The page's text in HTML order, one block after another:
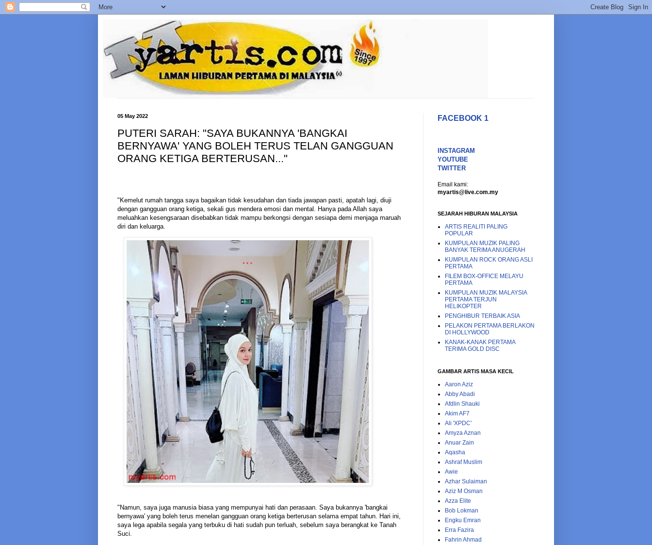
05 May 2022
PUTERI SARAH: "SAYA BUKANNYA 'BANGKAI
BERNYAWA' YANG BOLEH TERUS TELAN GANGGUAN
ORANG KETIGA BERTERUSAN..."
"Kemelut rumah tangga saya bagaikan tidak kesudahan dan tiada jawapan pasti, apatah lagi, diuji
dengan gangguan orang ketiga, sekali gus mendera emosi dan mental. Hanya pada Allah saya
meluahkan kesengsaraan disebabkan tidak mampu berkongsi dengan sesiapa demi menjaga maruah
diri dan keluarga.
"Namun, saya juga manusia biasa yang mempunyai hati dan perasaan. Saya bukannya 'bangkai
bernyawa' yang boleh terus menelan gangguan orang ketiga berterusan selama empat tahun. Hari ini,
saya lega apabila segala yang terbuku di hati sudah pun terluah, sebelum saya berangkat ke Tanah
Suci.
FACEBOOK 1
INSTAGRAM
YOUTUBE
TWITTER
Email kami:
myartis@live.com.my
SEJARAH HIBURAN MALAYSIA
ARTIS REALITI PALING
POPULAR
KUMPULAN MUZIK PALING
BANYAK TERIMA ANUGERAH
KUMPULAN ROCK ORANG ASLI
PERTAMA
FILEM BOX-OFFICE MELAYU
PERTAMA
KUMPULAN MUZIK MALAYSIA
PERTAMA TERJUN
HELIKOPTER
PENGHIBUR TERBAIK ASIA
PELAKON PERTAMA BERLAKON
DI HOLLYWOOD
KANAK-KANAK PERTAMA
TERIMA GOLD DISC
GAMBAR ARTIS MASA KECIL
Aaron Aziz
Abby Abadi
Afdlin Shauki
Akim AF7
Ali 'XPDC'
Amyza Aznan
Anuar Zain
Aqasha
Ashraf Muslim
Awie
Azhar Sulaiman
Aziz M Osman
Azza Elite
Bob Lokman
Engku Emran
Erra Fazira
Fahrin Ahmad